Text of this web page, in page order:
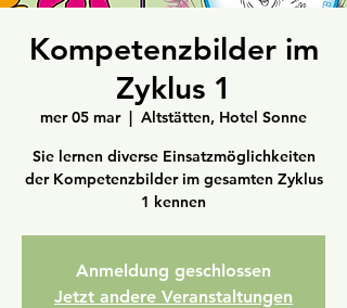
Kompetenzbilder im
Zyklus 1
mer 05 mar
  |
Altstätten, Hotel Sonne
Sie lernen diverse Einsatzmöglichkeiten
der Kompetenzbilder im gesamten Zyklus
1 kennen
Anmeldung geschlossen
Jetzt andere Veranstaltungen